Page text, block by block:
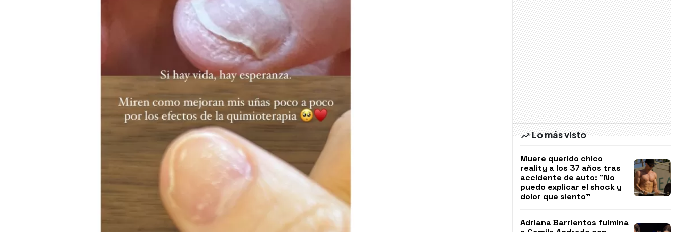
Lo más visto
Muere querido chico
reality a los 37 años tras
accidente de auto: "No
puedo explicar el shock y
dolor que siento"
Adriana Barrientos fulmina